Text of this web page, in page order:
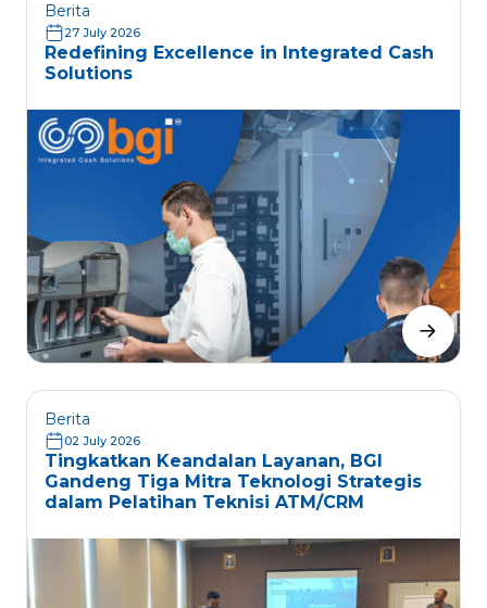
Berita
27 July 2026
Redefining Excellence in Integrated Cash
Solutions
Berita
02 July 2026
Tingkatkan Keandalan Layanan, BGI
Gandeng Tiga Mitra Teknologi Strategis
dalam Pelatihan Teknisi ATM/CRM